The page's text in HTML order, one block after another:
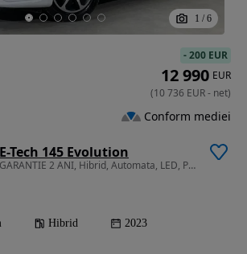
1 / 6
Tech 145 Evolution
1598 cm3 • 145 CP • GARANTIE 2 ANI, Hibrid, Automata, LED, Pilot auto, Scaune incalzite
Hibrid 2023
-200 EUR
12 990 EUR
(10 736 EUR- net)
Conform mediei